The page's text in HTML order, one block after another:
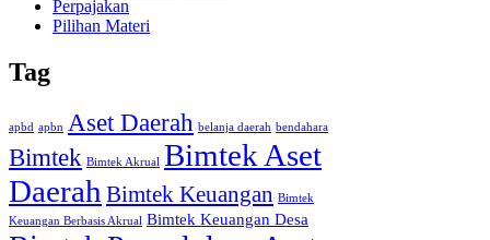
Perpajakan
Pilihan Materi
Tag
apbd apbn Aset Daerah belanja daerah bendahara
Bimtek Bimtek Akrual Bimtek Aset
Daerah Bimtek Keuangan Bimtek
Keuangan Berbasis Akrual Bimtek Keuangan Desa